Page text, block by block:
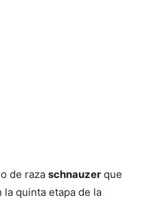
de raza schnauzer que
la quinta etapa de la